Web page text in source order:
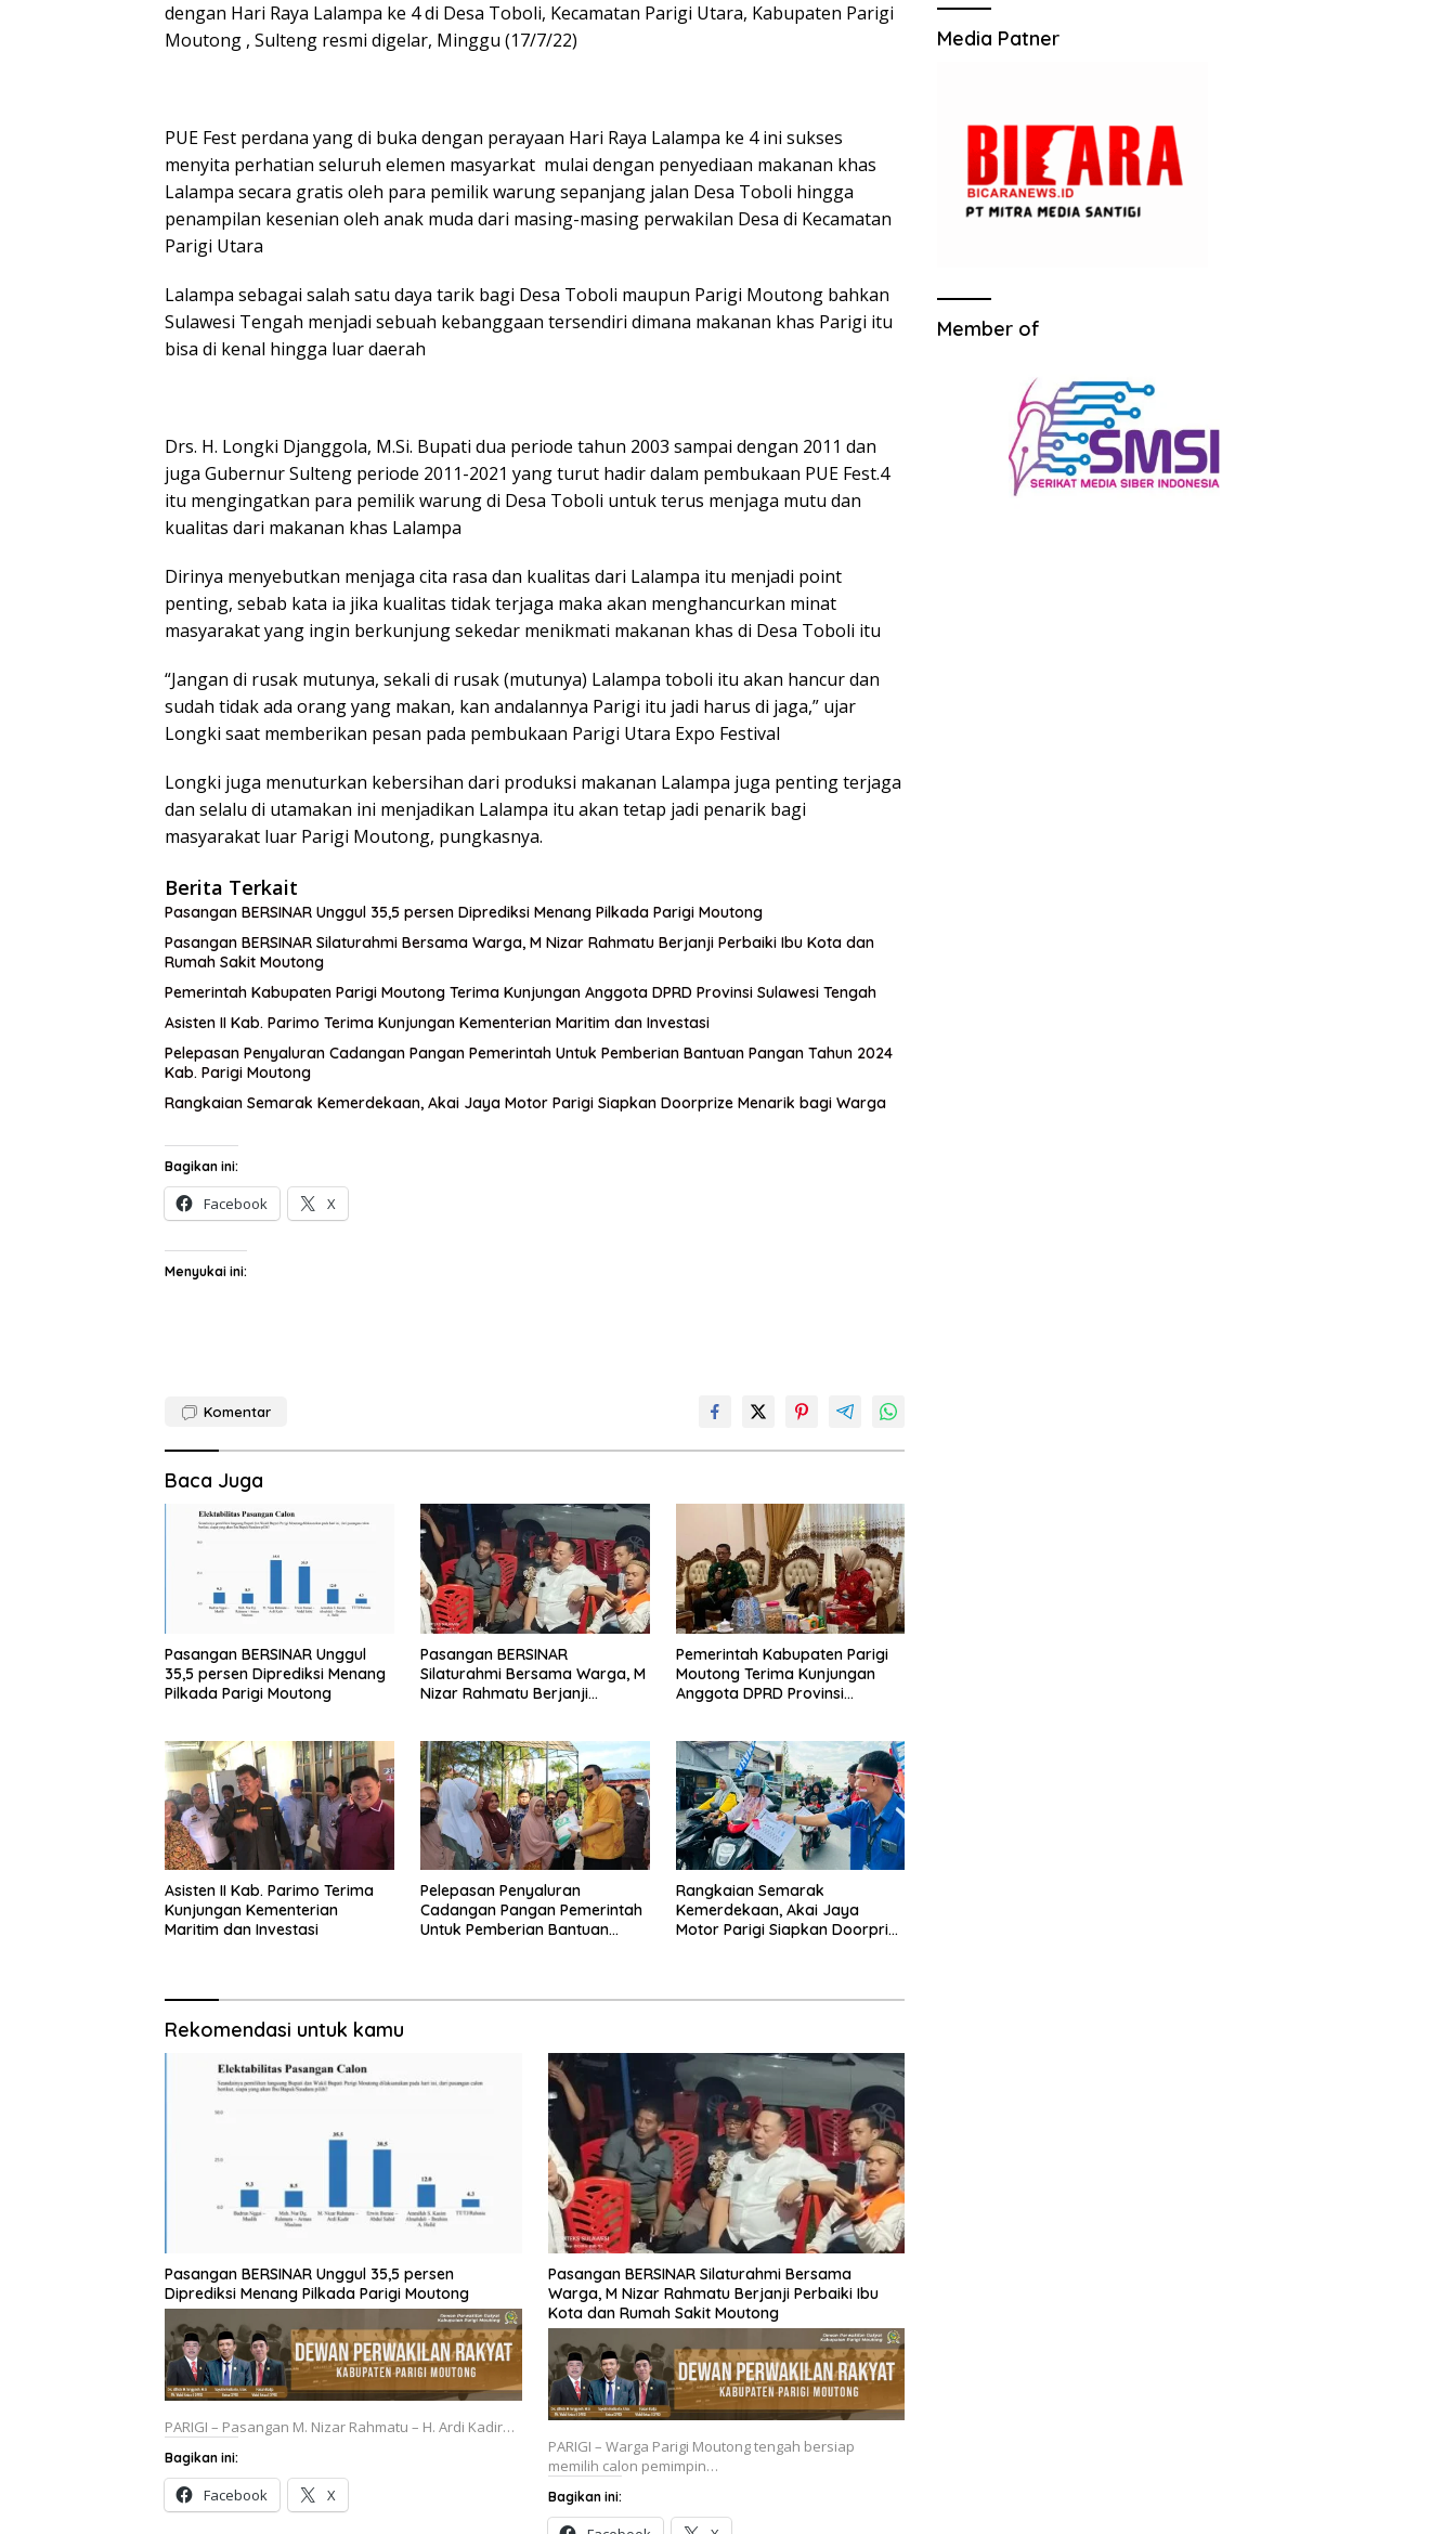
dengan Hari Raya Lalampa ke 4 di Desa Toboli, Kecamatan Parigi Utara, Kabupaten Parigi
Moutong , Sulteng resmi digelar, Minggu (17/7/22)
PUE Fest perdana yang di buka dengan perayaan Hari Raya Lalampa ke 4 ini sukses
menyita perhatian seluruh elemen masyarkat mulai dengan penyediaan makanan khas
Lalampa secara gratis oleh para pemilik warung sepanjang jalan Desa Toboli hingga
penampilan kesenian oleh anak muda dari masing-masing perwakilan Desa di Kecamatan
Parigi Utara
Lalampa sebagai salah satu daya tarik bagi Desa Toboli maupun Parigi Moutong bahkan
Sulawesi Tengah menjadi sebuah kebanggaan tersendiri dimana makanan khas Parigi itu
bisa di kenal hingga luar daerah
Drs. H. Longki Djanggola, M.Si. Bupati dua periode tahun 2003 sampai dengan 2011 dan
juga Gubernur Sulteng periode 2011-2021 yang turut hadir dalam pembukaan PUE Fest.4
itu mengingatkan para pemilik warung di Desa Toboli untuk terus menjaga mutu dan
kualitas dari makanan khas Lalampa
Dirinya menyebutkan menjaga cita rasa dan kualitas dari Lalampa itu menjadi point
penting, sebab kata ia jika kualitas tidak terjaga maka akan menghancurkan minat
masyarakat yang ingin berkunjung sekedar menikmati makanan khas di Desa Toboli itu
“Jangan di rusak mutunya, sekali di rusak (mutunya) Lalampa toboli itu akan hancur dan
sudah tidak ada orang yang makan, kan andalannya Parigi itu jadi harus di jaga,” ujar
Longki saat memberikan pesan pada pembukaan Parigi Utara Expo Festival
Longki juga menuturkan kebersihan dari produksi makanan Lalampa juga penting terjaga
dan selalu di utamakan ini menjadikan Lalampa itu akan tetap jadi penarik bagi
masyarakat luar Parigi Moutong, pungkasnya.
Berita Terkait
Pasangan BERSINAR Unggul 35,5 persen Diprediksi Menang Pilkada Parigi Moutong
Pasangan BERSINAR Silaturahmi Bersama Warga, M Nizar Rahmatu Berjanji Perbaiki Ibu Kota dan
Rumah Sakit Moutong
Pemerintah Kabupaten Parigi Moutong Terima Kunjungan Anggota DPRD Provinsi Sulawesi Tengah
Asisten II Kab. Parimo Terima Kunjungan Kementerian Maritim dan Investasi
Pelepasan Penyaluran Cadangan Pangan Pemerintah Untuk Pemberian Bantuan Pangan Tahun 2024
Kab. Parigi Moutong
Rangkaian Semarak Kemerdekaan, Akai Jaya Motor Parigi Siapkan Doorprize Menarik bagi Warga
Bagikan ini:
Facebook X
Menyukai ini:
Komentar
Baca Juga
Pasangan BERSINAR Unggul
35,5 persen Diprediksi Menang
Pilkada Parigi Moutong
Pasangan BERSINAR
Silaturahmi Bersama Warga, M
Nizar Rahmatu Berjanji
Pemerintah Kabupaten Parigi
Moutong Terima Kunjungan
Anggota DPRD Provinsi
Asisten II Kab. Parimo Terima
Kunjungan Kementerian
Maritim dan Investasi
Pelepasan Penyaluran
Cadangan Pangan Pemerintah
Untuk Pemberian Bantuan
Rangkaian Semarak
Kemerdekaan, Akai Jaya
Motor Parigi Siapkan Doorprize
Rekomendasi untuk kamu
Pasangan BERSINAR Unggul 35,5 persen
Diprediksi Menang Pilkada Parigi Moutong
PARIGI – Pasangan M. Nizar Rahmatu – H. Ardi Kadir…
Bagikan ini:
Facebook X
Pasangan BERSINAR Silaturahmi Bersama
Warga, M Nizar Rahmatu Berjanji Perbaiki Ibu
Kota dan Rumah Sakit Moutong
PARIGI – Warga Parigi Moutong tengah bersiap
memilih calon pemimpin…
Bagikan ini:
Media Patner
Member of